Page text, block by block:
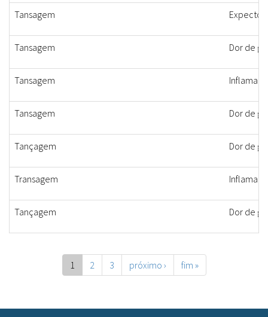
Tansagem
Tansagem Dor de
Tansagem
Tansagem Dor de
Tançagem Dor de
Transagem
Tançagem Dor de
1 2 3 próximo › fim »